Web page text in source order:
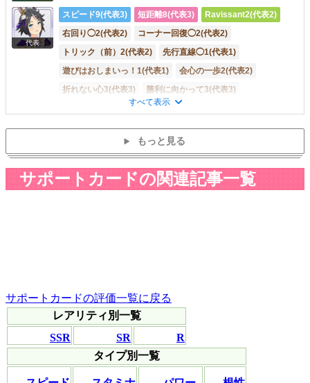
代表
スピード9(代表3) 短距離8(代表3)
Ravissant2(代表2)
右回り◯2(代表2)
コーナー回復◯2(代表2)
トリック（前）2(代表2)
先行直線◯1(代表1)
遊びはおしまいっ！1(代表1)
会心の一歩2(代表2)
折れない心3(代表3)
勝利に向かって3(代表3)
序盤巧者1(代表1)
すべて表示
もっと見る
サポートカードの関連記事一覧
サポートカードの評価一覧に戻る
レアリティ別一覧
SSR
SR
R
タイプ別一覧